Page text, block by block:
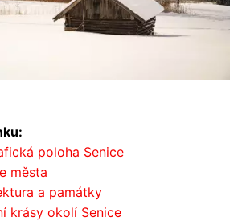
poloha Senice
města
a památky
krásy okolí Senice